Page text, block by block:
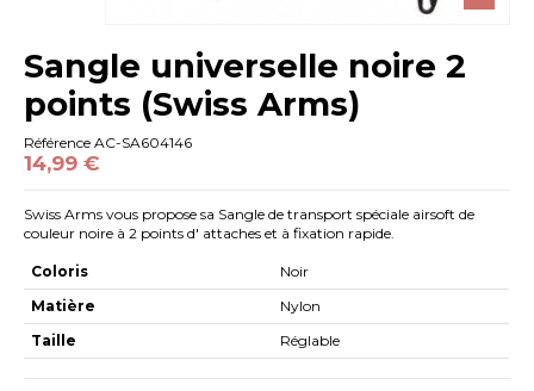
Sangle universelle noire 2
points (Swiss Arms)
Référence AC-SA604146
14,99 €
Swiss Arms vous propose sa Sangle de transport spéciale airsoft de
couleur noire à 2 points d' attaches et à fixation rapide.
Coloris
Noir
Matière
Nylon
Taille
Réglable